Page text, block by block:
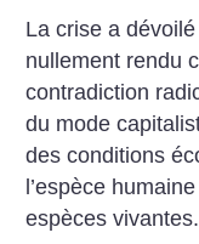
La crise a
nullement rendu
contradiction
du mode
des conditions
l’espèce
espèces vivantes.